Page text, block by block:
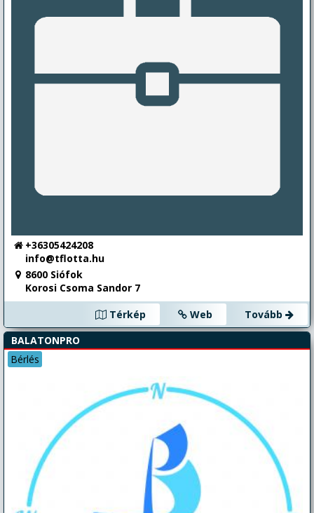
+36305424208
info@tflotta.hu
8600 Siófok
Korosi Csoma Sandor 7
Térkép
Web
Tovább
BALATONPRO
Bérlés